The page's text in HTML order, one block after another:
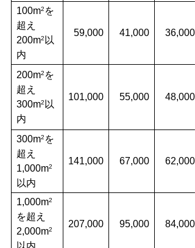
100m2 を
超え
200m2 以
内
59,000 41,000 36,000
200m2 を
超え
300m2 以
内
101,000 55,000 48,000
300m2 を
超え
1,000m2
以内
141,000 67,000 62,000
1,000m2
を超え
2,000m2
以内
207,000 95,000 84,000